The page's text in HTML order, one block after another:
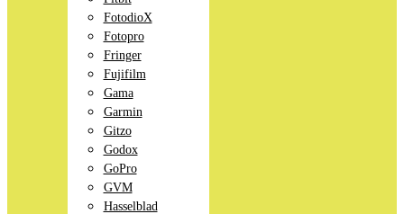
FotodioX
Fotopro
Fringer
Fujifilm
Gama
Garmin
Gitzo
Godox
GoPro
GVM
Hasselblad